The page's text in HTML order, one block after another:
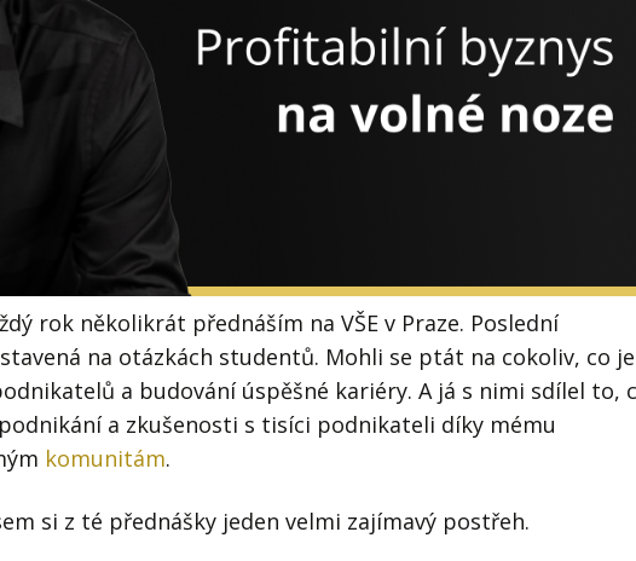
rok několikrát přednáším na VŠE v Praze. Poslední
na otázkách studentů. Mohli se ptát na cokoliv, co je
a budování úspěšné kariéry. A já s nimi sdílel to,
a zkušenosti s tisíci podnikateli díky mému
komunitám.
si z té přednášky jeden velmi zajímavý postřeh.